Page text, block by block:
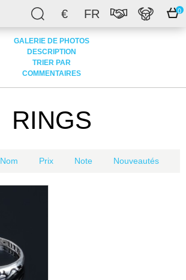
€ FR 0
GALERIE DE PHOTOS
DESCRIPTION
TRIER PAR
COMMENTAIRES
RINGS
Nom Prix Note Nouveautés